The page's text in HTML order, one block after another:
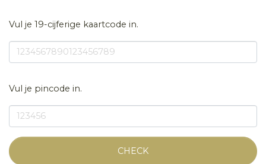
Vul je 19-cijferige kaartcode in.
Vul je pincode in.
CHECK